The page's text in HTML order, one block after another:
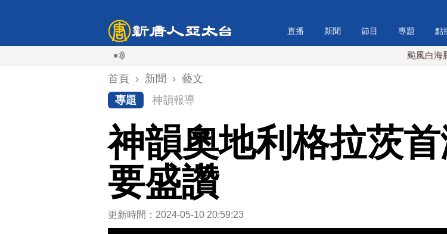
直播 新聞 節目 專題 點
颱風白海豚週末最
首頁 › 新聞 › 藝文
專題
神韻報導
神韻奧地利格拉茨
要盛讚
更新時間：2024-05-10 20:59:23